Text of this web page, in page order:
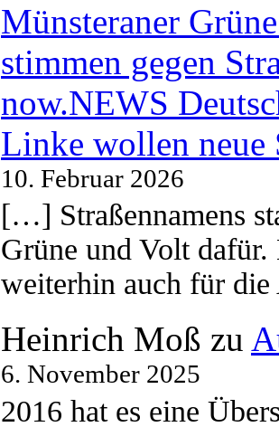
Münsteraner
stimmen gegen
now.NEWS
Linke wollen neue
10. Februar 2026
[…] Straßennamens
Grüne und Volt
weiterhin auch für
Heinrich Moß zu
6. November 2025
2016 hat es eine